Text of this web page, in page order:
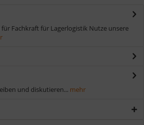
Fachkraft für Lagerlogistik Nutze unsere
und diskutieren... mehr